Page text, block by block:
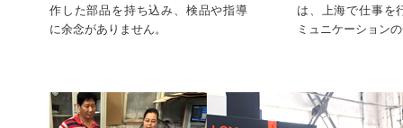
作した部品を持ち込み、検品や指導
に余念がありません。
は、上海で仕事を
ミュニケーション